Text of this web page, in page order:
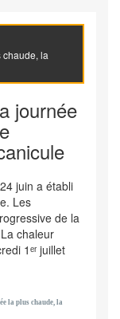
la
journée
juin a établi
Les
de la
chaleur
1ᵉʳ juillet
la plus chaude, la